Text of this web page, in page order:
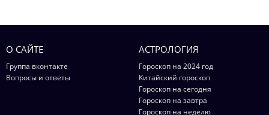
О САЙТЕ
Группа вконтакте
Вопросы и ответы
АСТРОЛОГИЯ
Гороскоп на 2024 год
Китайский гороскоп
Гороскоп на сегодня
Гороскоп на завтра
Гороскоп на неделю